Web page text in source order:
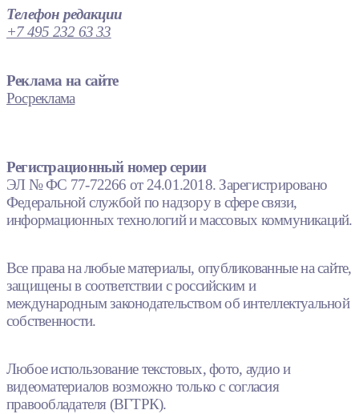
Телефон редакции
+7 495 232 63 33
Реклама на сайте
Росреклама
Регистрационный номер серии
ЭЛ № ФС 77-72266 от 24.01.2018. Зарегистрировано
Федеральной службой по надзору в сфере связи,
информационных технологий и массовых коммуникаций.
Все права на любые материалы, опубликованные на сайте,
защищены в соответствии с российским и
международным законодательством об интеллектуальной
собственности.
Любое использование текстовых, фото, аудио и
видеоматериалов возможно только с согласия
правообладателя (ВГТРК).